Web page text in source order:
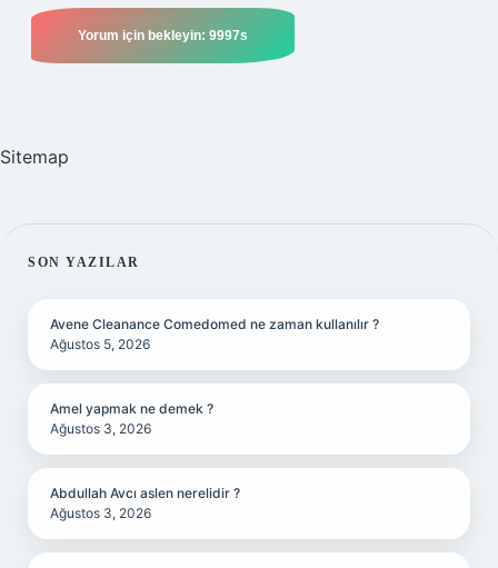
Sitemap
SIDEBAR
SON YAZILAR
Avene Cleanance Comedomed ne zaman kullanılır ?
Ağustos 5, 2026
Amel yapmak ne demek ?
Ağustos 3, 2026
Abdullah Avcı aslen nerelidir ?
Ağustos 3, 2026